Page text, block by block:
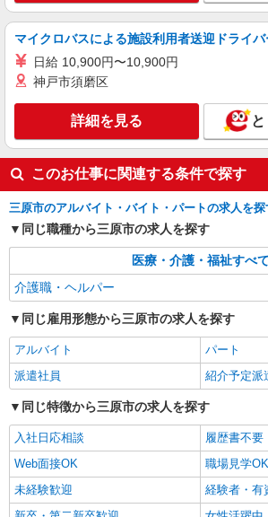
日研トータルソーシング株式会社 メディカル
ス【看護助手】
時給1,300円 ★週払いOK（
幅は経験・能力による
広島県三原市 【最寄駅
ー・バイク通勤もOK！（規
キープ
株式会社kotrio /●HR-H-2077246
しいサ高住のSTAFF
時給1350円〜1937円
通費全支給(ガソリン代含む
三原市｜本郷駅が最寄り
キープ
アルバイト パート 紹介予定派遣
日研トータルソーシング株式会社 メディカル
ス
介護スタッフ／資格あり
マイクロバスによる施設利用者送迎ドライバ
日給 10,900円〜10,900円
神戸市須磨区
詳細を見る
このお仕事に関連する条件で探す
三原市のアルバイト・バイト・パートの求人を探
同じ職種から三原市の求人を探す
医療・介護・福祉すべて
介護職・ヘルパー
同じ雇用形態から三原市の求人を探す
アルバイト
パート
派遣社員
紹介予定派
同じ特徴から三原市の求人を探す
入社日応相談
履歴書不要
Web面接OK
職場見学
未経験歓迎
経験者・有